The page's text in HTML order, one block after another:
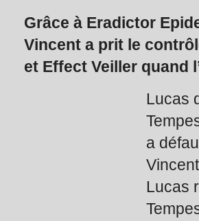
Grâce à Eradictor
Vincent a prit le
et Effect Veiller quand
Lucas
a
Lucas